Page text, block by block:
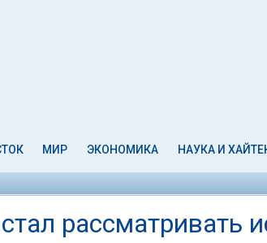
МИР ЭКОНОМИКА НАУКА И
рассматривать